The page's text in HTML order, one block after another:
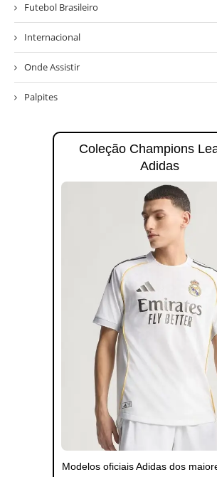
Futebol Brasileiro
Internacional
Onde Assistir
Palpites
Coleção Champions
Adidas
Modelos oficiais Adidas dos